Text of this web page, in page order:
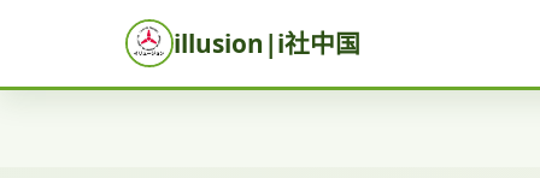
illusion|i社中国